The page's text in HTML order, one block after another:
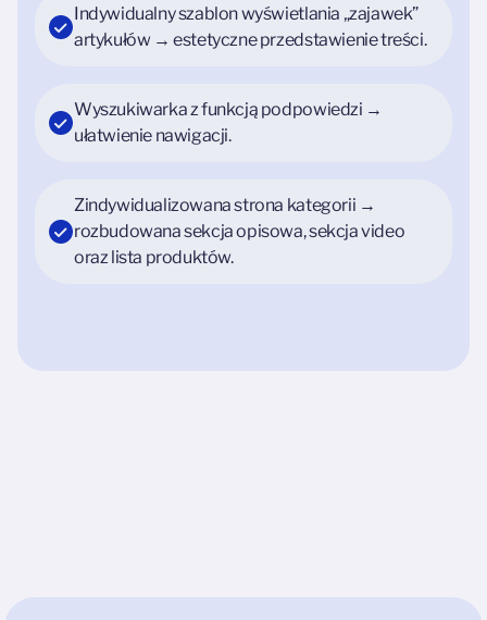
Indywidualny szablon wyświetlania „zajawek”
artykułów → estetyczne przedstawienie treści.
Wyszukiwarka z funkcją podpowiedzi →
ułatwienie nawigacji.
Zindywidualizowana strona kategorii →
rozbudowana sekcja opisowa, sekcja video
oraz lista produktów.